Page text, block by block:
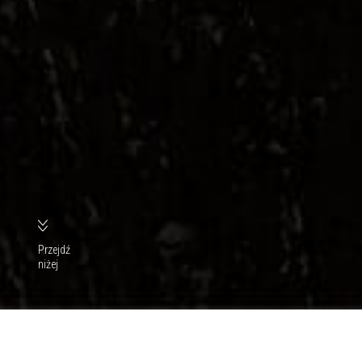
Przejdź
niżej